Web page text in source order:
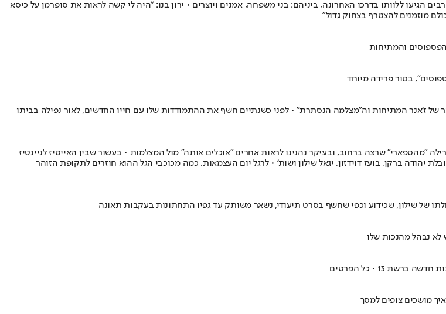
הגיעו ללוותו בדרכו האחרונה, ביניהם: בני משפחה, אמנים ויוצרים • ירון בנו: "היה לי קשה לראות את סופרמן על כיסא
מוזמנים להצטרף בצחוק גדול"
הפספוסים והמתיחות
בטור פרידה מיוחד
הפך למלך הבלתי מעורער של ז'אנר המתיחות וה"מצלמה הנסתרת" • לפני כשנתיים חשף את ההתמודדות שלו עם חייו החדשים, לאור נפילה בביתו
"מהספארי" שרצה ברחוב, ובעיקר נהנינו לראות אחרים "אוכלים אותה" מול המצלמות • בעשור שבין האייטיז לניינטיז
יהודה ברקן, בועז דוידזון, יגאל שילון ושות' • לרגל יום העצמאות, כמה מכוכבי הגל ההוא חוזרים לתקופת הזוהר
לא נבהל מהנכות שלו
13 • כל הפרטים
מושכים צופים למסך